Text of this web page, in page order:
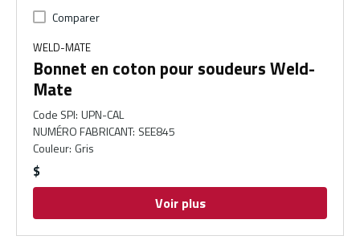
Comparer
WELD-MATE
Bonnet en coton pour soudeurs Weld-
Mate
Code SPI: UPN-CAL
NUMÉRO FABRICANT: SEE845
Couleur: Gris
$
Voir plus